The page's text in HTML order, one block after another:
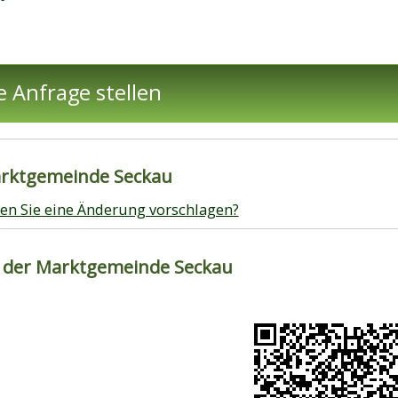
Anfrage stellen
Seckau
Sie eine Änderung vorschlagen?
Marktgemeinde Seckau